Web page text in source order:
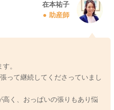
在本祐子
助産師
。
って継続してくださっていまし
く、おっぱいの張りもあり悩